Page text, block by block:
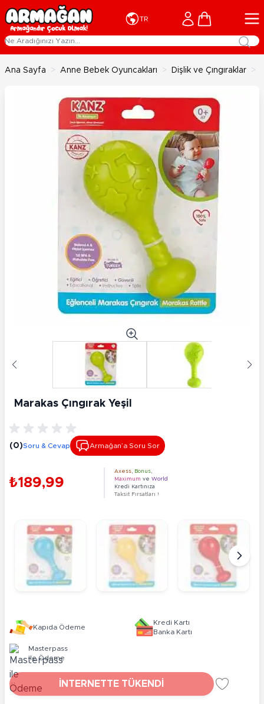
İçeriğe geç
TR Cart
Ana Sayfa > Anne Bebek Oyuncakları > Dişlik ve Çıngıraklar >
Marakas Çıngırak Yeşil
(0)Soru & Cevap Armağan’a Soru Sor
₺189,99
Axess Bonus
Maximum ve World
Kredi Kartınıza
Taksit Fırsatları !
Kapıda Ödeme
Kredi Kartı
Banka Kartı
Masterpass
ile Ödeme
İNTERNETTE TÜKENDİ